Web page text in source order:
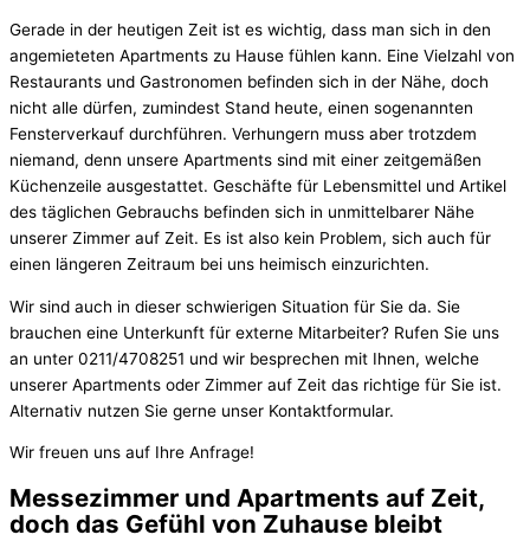
Gerade in der heutigen Zeit ist es wichtig, dass man sich in den
angemieteten Apartments zu Hause fühlen kann. Eine Vielzahl von
Restaurants und Gastronomen befinden sich in der Nähe, doch
nicht alle dürfen, zumindest Stand heute, einen sogenannten
Fensterverkauf durchführen. Verhungern muss aber trotzdem
niemand, denn unsere Apartments sind mit einer zeitgemäßen
Küchenzeile ausgestattet. Geschäfte für Lebensmittel und Artikel
des täglichen Gebrauchs befinden sich in unmittelbarer Nähe
unserer Zimmer auf Zeit. Es ist also kein Problem, sich auch für
einen längeren Zeitraum bei uns heimisch einzurichten.
Wir sind auch in dieser schwierigen Situation für Sie da. Sie
brauchen eine Unterkunft für externe Mitarbeiter? Rufen Sie uns
an unter 0211/4708251 und wir besprechen mit Ihnen, welche
unserer Apartments oder Zimmer auf Zeit das richtige für Sie ist.
Alternativ nutzen Sie gerne unser Kontaktformular.
Wir freuen uns auf Ihre Anfrage!
Messezimmer und Apartments auf Zeit,
doch das Gefühl von Zuhause bleibt